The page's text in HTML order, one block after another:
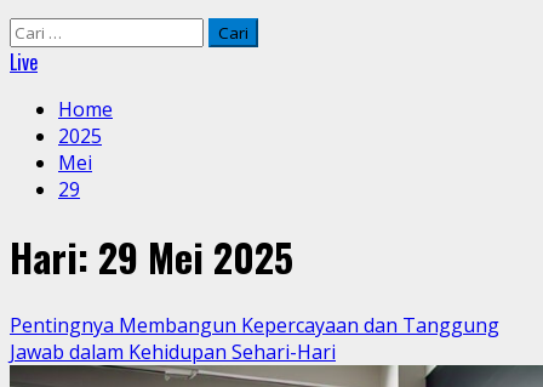
Cari
untuk:
Live
Home
2025
Mei
29
Hari: 29 Mei 2025
Pentingnya Membangun Kepercayaan dan Tanggung
Jawab dalam Kehidupan Sehari-Hari